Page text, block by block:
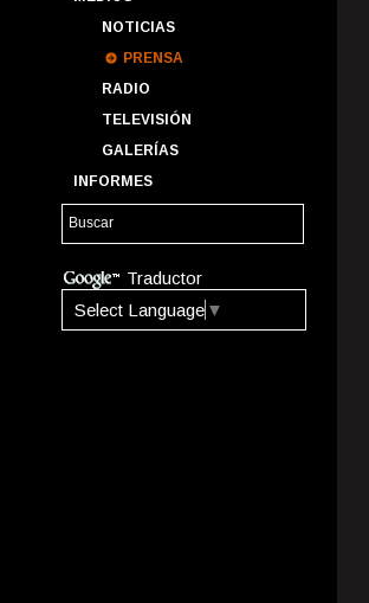
NOTICIAS
PRENSA
RADIO
TELEVISIÓN
GALERÍAS
INFORMES
Traductor
Select Language ▼